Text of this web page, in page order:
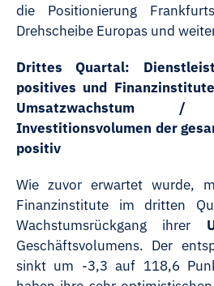
die Positionierung
Drehscheibe Europas und
Drittes Quartal:
positives und
Umsatzwachstum
Investitionsvolumen der
positiv
Wie zuvor erwartet wurde,
Finanzinstitute im dritten
Wachstumsrückgang ihrer
Geschäftsvolumens. Der
sinkt um -3,3 auf 118,6